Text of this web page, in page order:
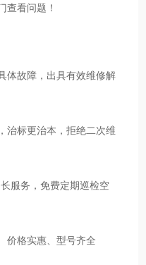
查看问题！
体故障，出具有效维修解
治标更治本，拒绝二次维
服务，免费定期巡检空
价格实惠、型号齐全